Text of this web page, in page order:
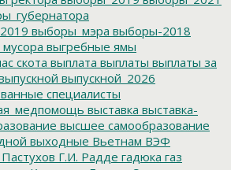
выборы_мэра выборы-2018
выгребные ямы
скота выплата выплаты выплаты за
выпускной_2026
специалисты
выставка выставка-
высшее самообразование
выходные Вьетнам ВЭФ
Г.И. Радде гадюка газ